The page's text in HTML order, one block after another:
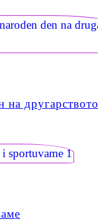
на другарството